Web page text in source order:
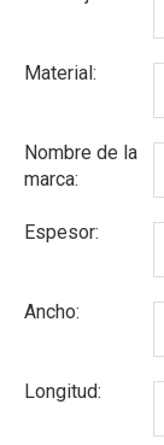
Material:
Nombre de la
marca:
Espesor:
Ancho:
Longitud: